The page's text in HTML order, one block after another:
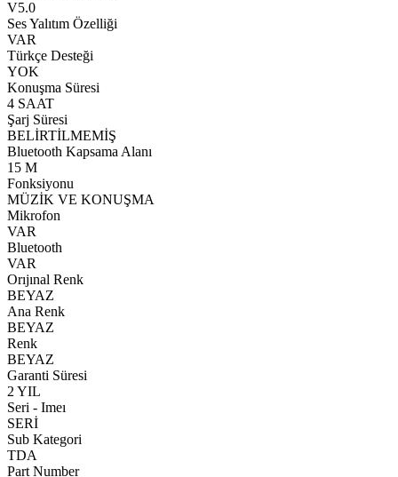
V5.0
Ses Yalıtım Özelliği
VAR
Türkçe Desteği
YOK
Konuşma Süresi
4 SAAT
Şarj Süresi
BELİRTİLMEMİŞ
Bluetooth Kapsama Alanı
15 M
Fonksiyonu
MÜZİK VE KONUŞMA
Mikrofon
VAR
Bluetooth
VAR
Orıjınal Renk
BEYAZ
Ana Renk
BEYAZ
Renk
BEYAZ
Garanti Süresi
2 YIL
Seri - Imeı
SERİ
Sub Kategori
TDA
Part Number